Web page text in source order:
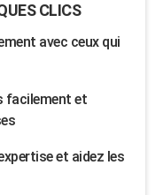
CLICS
avec ceux qui
facilement et
et aidez les